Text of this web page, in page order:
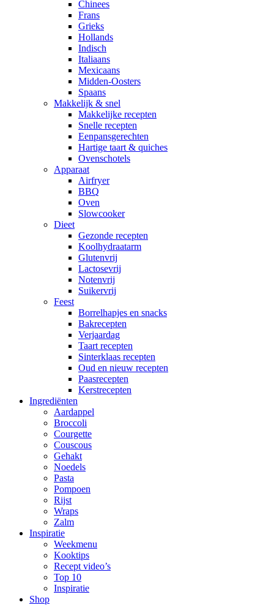
Chinees
Frans
Grieks
Hollands
Indisch
Italiaans
Mexicaans
Midden-Oosters
Spaans
Makkelijk & snel
Makkelijke recepten
Snelle recepten
Eenpansgerechten
Hartige taart & quiches
Ovenschotels
Apparaat
Airfryer
BBQ
Oven
Slowcooker
Dieet
Gezonde recepten
Koolhydraatarm
Glutenvrij
Lactosevrij
Notenvrij
Suikervrij
Feest
Borrelhapjes en snacks
Bakrecepten
Verjaardag
Taart recepten
Sinterklaas recepten
Oud en nieuw recepten
Paasrecepten
Kerstrecepten
Ingrediënten
Aardappel
Broccoli
Courgette
Couscous
Gehakt
Noedels
Pasta
Pompoen
Rijst
Wraps
Zalm
Inspiratie
Weekmenu
Kooktips
Recept video’s
Top 10
Inspiratie
Shop